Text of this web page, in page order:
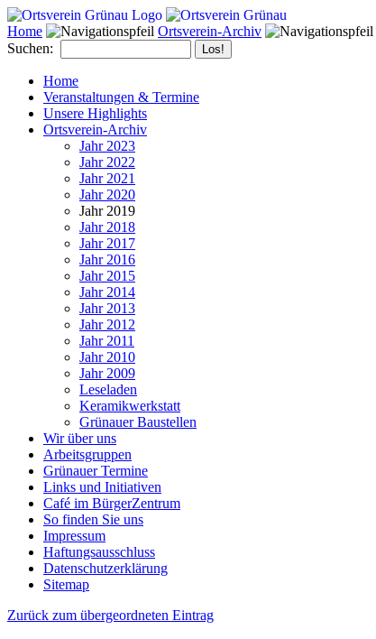
Home Ortsverein-Archiv
Suchen:
Home
Veranstaltungen & Termine
Unsere Highlights
Ortsverein-Archiv
Jahr 2023
Jahr 2022
Jahr 2021
Jahr 2020
Jahr 2019
Jahr 2018
Jahr 2017
Jahr 2016
Jahr 2015
Jahr 2014
Jahr 2013
Jahr 2012
Jahr 2011
Jahr 2010
Jahr 2009
Leseladen
Keramikwerkstatt
Grünauer Baustellen
Wir über uns
Arbeitsgruppen
Grünauer Termine
Links und Initiativen
Café im BürgerZentrum
So finden Sie uns
Impressum
Haftungsausschluss
Datenschutzerklärung
Sitemap
Zurück zum übergeordneten Eintrag